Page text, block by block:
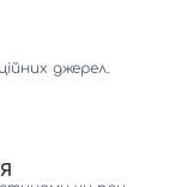
джерел.